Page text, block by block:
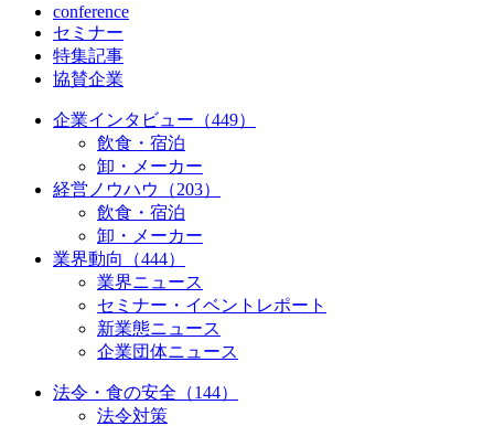
conference
セミナー
特集記事
協賛企業
企業インタビュー（449）
飲食・宿泊
卸・メーカー
経営ノウハウ（203）
飲食・宿泊
卸・メーカー
業界動向（444）
業界ニュース
セミナー・イベントレポート
新業態ニュース
企業団体ニュース
法令・食の安全（144）
法令対策